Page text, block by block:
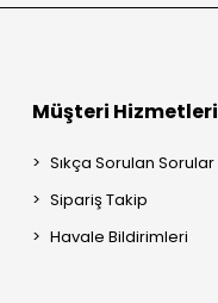
Müşteri Hizmetleri
Sıkça Sorulan Sorular
Sipariş Takip
Havale Bildirimleri